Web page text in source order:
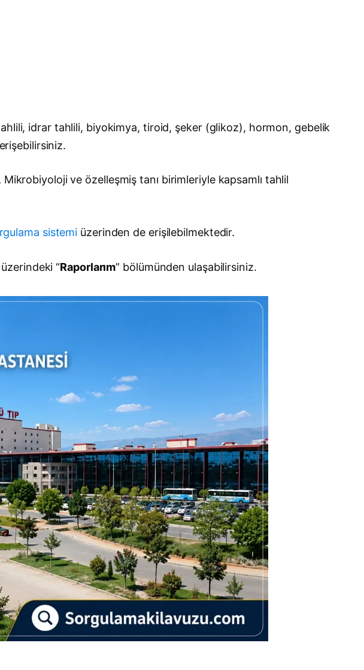
idrar tahlili, biyokimya, tiroid, şeker (glikoz), hormon, gebelik
ve özelleşmiş tanı birimleriyle kapsamlı tahlil
sistemi üzerinden de erişilebilmektedir.
“Raporlarım” bölümünden ulaşabilirsiniz.